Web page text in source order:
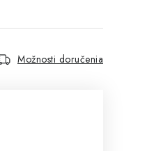
Možnosti doručenia